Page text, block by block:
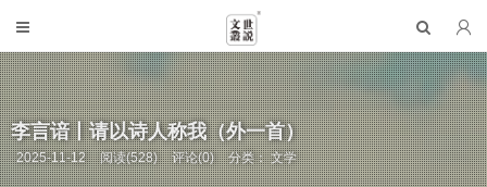
李言谙丨请以诗人称我（外一首）
2025-11-12 阅读(528) 评论(0) 分类：文学